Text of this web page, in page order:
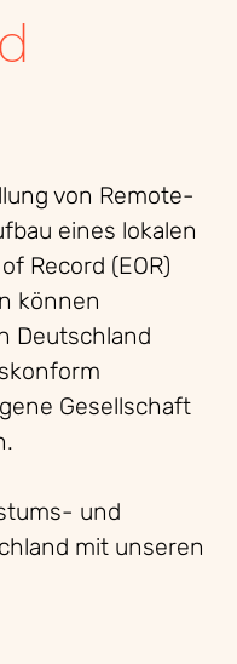
von Remote-
eines lokalen
Record (EOR)
können
Deutschland
Gesellschaft
und
mit unseren